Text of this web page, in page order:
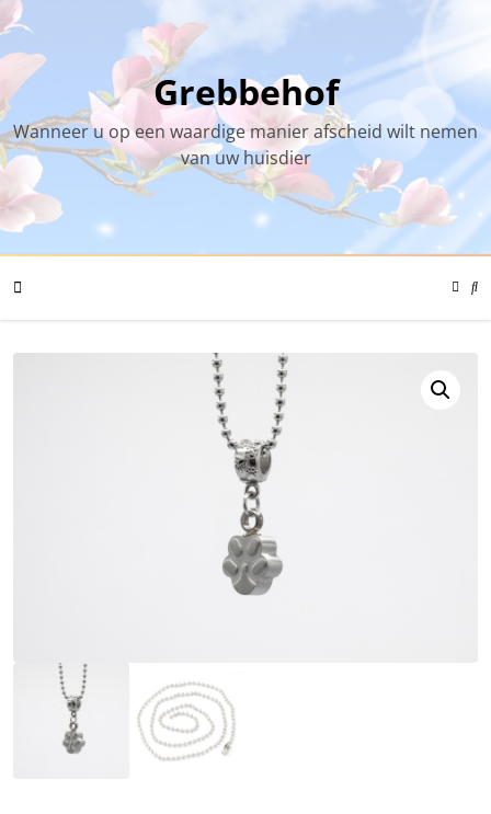
Skip
to
content
Grebbehof
Wanneer u op een waardige manier afscheid wilt nemen
van uw huisdier
Mobile
Color